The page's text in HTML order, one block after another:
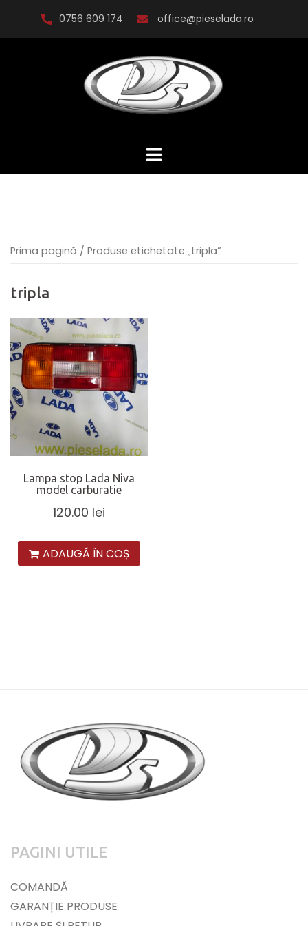
0756 609 174 office@pieselada.ro
Prima pagină / Produse etichetate „tripla”
tripla
Lampa stop Lada Niva
model carburatie
120.00 lei
ADAUGĂ ÎN COȘ
PAGINI UTILE
COMANDĂ
GARANȚIE PRODUSE